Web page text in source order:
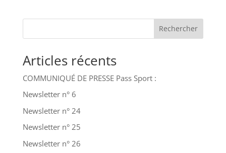
Rechercher
Articles récents
COMMUNIQUÉ DE PRESSE Pass Sport :
Newsletter n° 6
Newsletter n° 24
Newsletter n° 25
Newsletter n° 26